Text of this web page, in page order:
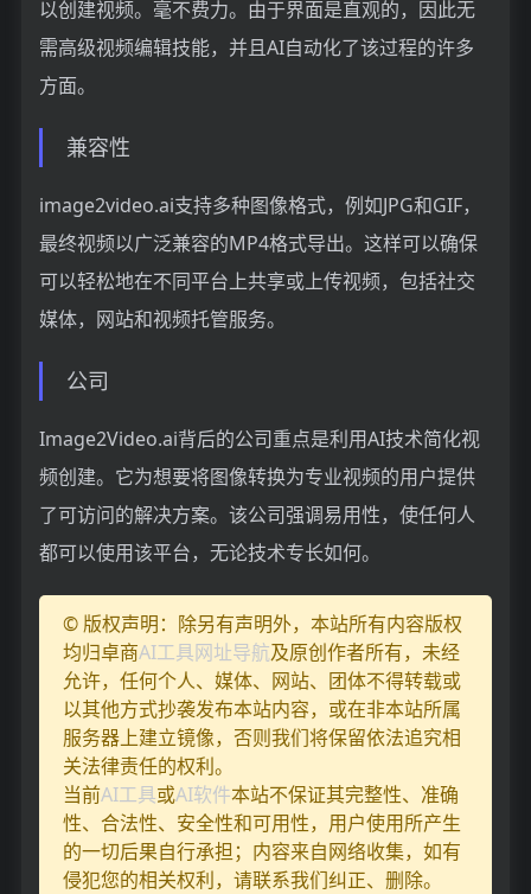
以创建视频。毫不费力。由于界面是直观的，因此无
需高级视频编辑技能，并且AI自动化了该过程的许多
方面。
兼容性
image2video.ai支持多种图像格式，例如JPG和GIF，
最终视频以广泛兼容的MP4格式导出。这样可以确保
可以轻松地在不同平台上共享或上传视频，包括社交
媒体，网站和视频托管服务。
公司
Image2Video.ai背后的公司重点是利用AI技术简化视
频创建。它为想要将图像转换为专业视频的用户提供
了可访问的解决方案。该公司强调易用性，使任何人
都可以使用该平台，无论技术专长如何。
© 版权声明：除另有声明外，本站所有内容版权
均归卓商AI工具网址导航及原创作者所有，未经
允许，任何个人、媒体、网站、团体不得转载或
以其他方式抄袭发布本站内容，或在非本站所属
服务器上建立镜像，否则我们将保留依法追究相
关法律责任的权利。
当前AI工具或AI软件本站不保证其完整性、准确
性、合法性、安全性和可用性，用户使用所产生
的一切后果自行承担；内容来自网络收集，如有
侵犯您的相关权利，请联系我们纠正、删除。